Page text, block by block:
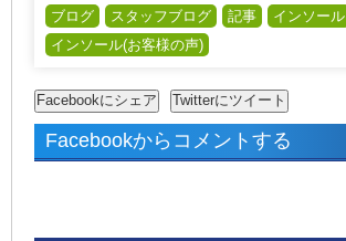
ブログ スタッフブログ 記事 インソール
インソール(お客様の声)
Facebookからコメントする